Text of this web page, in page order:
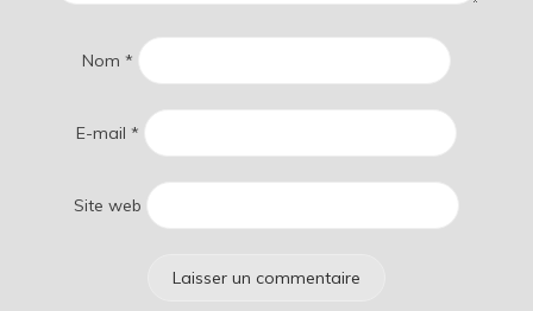
Nom *
E-mail *
Site web